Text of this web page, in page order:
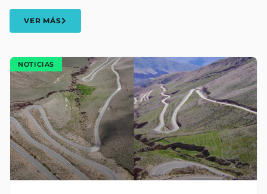
VER MÁS
NOTICIAS